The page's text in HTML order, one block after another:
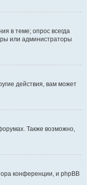
в теме; опрос всегда
или администраторы
действия, вам может
Также возможно,
конференции, и phpBB